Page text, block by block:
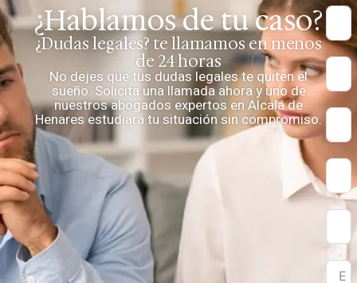
¿Hablamos de tu caso?
¿Dudas legales? te llamamos en menos
de 24 horas
No dejes que tus dudas legales te quiten el
sueño. Solicita una llamada ahora y uno de
nuestros abogados expertos en Alcalá de
Henares estudiará tu situación sin compromiso.